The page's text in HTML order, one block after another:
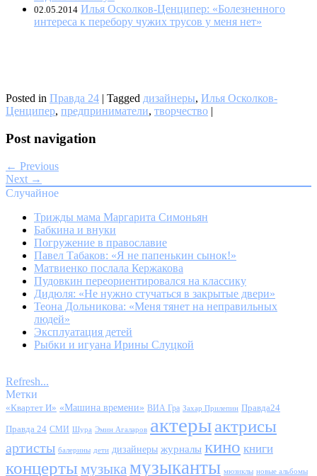
02.05.2014 Илья Осколков-Ценципер: «Болезненного
интереса к перебору чужих трусов у меня нет»
Posted in Правда 24 | Tagged дизайнеры, Илья Осколков-
Ценципер, предприниматели, творчество |
Post navigation
← Previous
Next →
Случайное
Трижды мама Маргарита Симоньян
Бабкина и внуки
Погружение в православие
Павел Табаков: «Я не папенькин сынок!»
Матвиенко послала Кержакова
Пудовкин переориентировался на классику
Дидюля: «Не нужно стучаться в закрытые двери»
Теона Дольникова: «Меня тянет на неправильных
людей»
Эксплуатация детей
Рыбки и игуана Ирины Слуцкой
Refresh...
Метки
«Квартет И» «Машина времени» ВИА Гра Захар Прилепин Правда24
Правда 24 СМИ Шура Эмин Агаларов актерыактрисы
артисты балерины дети дизайнеры журналы кино книги
концерты музыка музыканты мюзиклы новые альбомы